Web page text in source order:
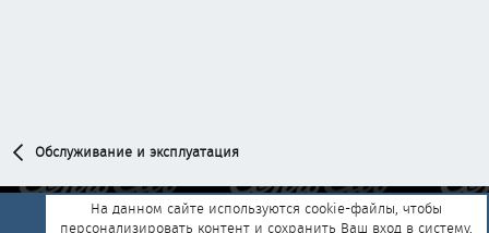
Обслуживание и эксплуатация
На данном сайте используются cookie-файлы, чтобы
персонализировать контент и сохранить Ваш вход в систему,